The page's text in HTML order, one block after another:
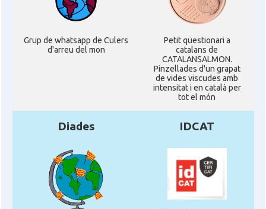
Grup de whatsapp de Culers
d'arreu del mon
Petit qüestionari a
catalans de
CATALANSALMON.
Pinzellades d'un grapat
de vides viscudes amb
intensitat i en català per
tot el món
Diades IDCAT